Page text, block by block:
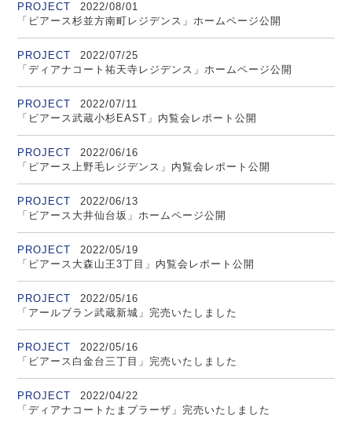
PROJECT
2022/08/01
「ピアース杉並方南町レジデンス」ホームページ公開
PROJECT
2022/07/25
「ディアナコート祐天寺レジデンス」ホームページ公開
PROJECT
2022/07/11
「ピアース武蔵小杉EAST」内覧会レポート公開
PROJECT
2022/06/16
「ピアース上野毛レジデンス」内覧会レポート公開
PROJECT
2022/06/13
「ピアース大井仙台坂」ホームページ公開
PROJECT
2022/05/19
「ピアース大森山王3丁目」内覧会レポート公開
PROJECT
2022/05/16
「アールブラン武蔵新城」完売いたしました
PROJECT
2022/05/16
「ピアース白金台三丁目」完売いたしました
PROJECT
2022/04/22
「ディアナコートたまプラーザ」完売いたしました